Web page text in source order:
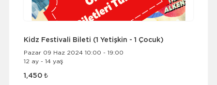
Kidz Festivali Bileti (1 Yetişkin - 1 Çocuk)
Pazar 09 Haz 2024 10:00 - 19:00
12 ay - 14 yaş
1,450 ₺